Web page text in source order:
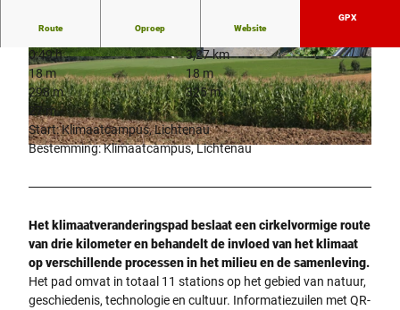
© Herbert Hoffmann |CC-BY-SA
© Stadt Lichtenau, Matthias Preißler © Stadt Lichtenau, Matthias Preißler
Route Oproep Website
GPX
0:49 h
3,27 km
18 m
18 m
298 m
325 m
27 m
Start: Klimaatcampus, Lichtenau
Bestemming: Klimaatcampus, Lichtenau
Het klimaatveranderingspad beslaat een cirkelvormige route
van drie kilometer en behandelt de invloed van het klimaat
op verschillende processen in het milieu en de samenleving.
Het pad omvat in totaal 11 stations op het gebied van natuur,
geschiedenis, technologie en cultuur. Informatiezuilen met QR-